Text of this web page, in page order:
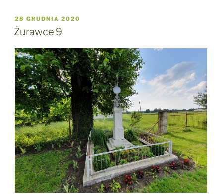
OPUBLIKOWANE
W
28 GRUDNIA 2020
Żurawce 9